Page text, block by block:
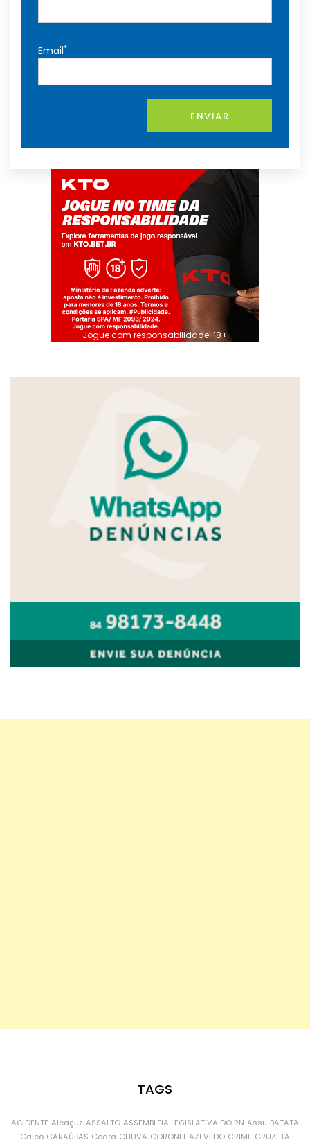
Email*
ENVIAR
Jogue com responsabilidade. 18+
TAGS
ACIDENTE Alcaçuz ASSALTO ASSEMBLEIA LEGISLATIVA DO RN Assu BATATA
Caicó CARAÚBAS Ceará CHUVA CORONEL AZEVEDO CRIME CRUZETA